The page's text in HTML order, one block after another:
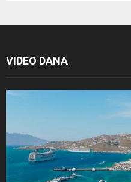
VIDEO DANA